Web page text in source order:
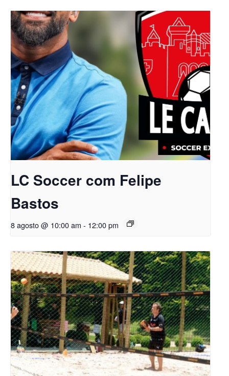
LC Soccer com Felipe
Bastos
8 agosto @ 10:00 am - 12:00 pm